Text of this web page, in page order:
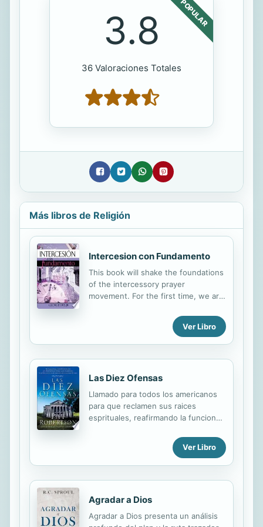
POPULAR
3.8
36 Valoraciones Totales
Más libros de Religión
Intercesion con Fundamento
This book will shake the foundations
of the intercessory prayer
movement. For the first time, we are
spiritual mapping and how this tool
can help intercessors to transform a
community for Christ. The principles
results in your own neighborhood.
Ver Libro
Las Diez Ofensas
Llamado para todos los americanos
para que reclamen sus raices
esprituales, reafirmando la funcion
Ver Libro
Agradar a Dios
Agradar a Dios presenta un análisis